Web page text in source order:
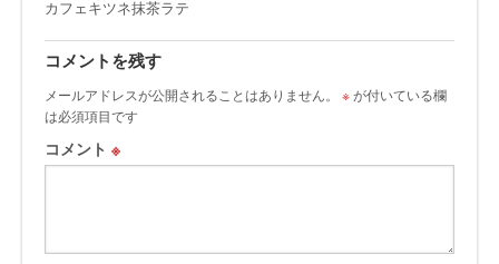
カフェキツネ抹茶ラテ
コメントを残す
メールアドレスが公開されることはありません。 ※が付いている欄
は必須項目です
コメント ※